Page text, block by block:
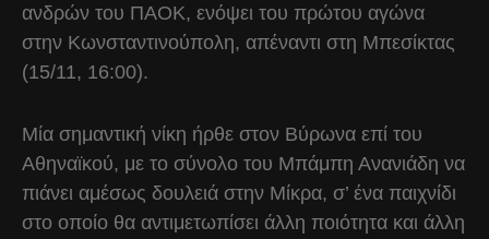
ανδρών του ΠΑΟΚ, ενόψει του πρώτου αγώνα
στην Κωνσταντινούπολη, απέναντι στη Μπεσίκτας
(15/11, 16:00).
Μία σημαντική νίκη ήρθε στον Βύρωνα επί του
Αθηναϊκού, με το σύνολο του Μπάμπη Ανανιάδη να
πιάνει αμέσως δουλειά στην Μίκρα, σ’ ένα παιχνίδι
στο οποίο θα αντιμετωπίσει άλλη ποιότητα και άλλη